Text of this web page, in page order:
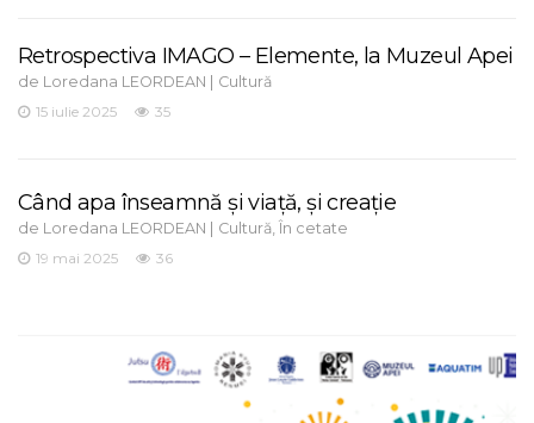
Retrospectiva IMAGO – Elemente, la Muzeul Apei
de Loredana LEORDEAN | Cultură
15 iulie 2025
35
Când apa înseamnă și viață, și creație
de Loredana LEORDEAN | Cultură, În cetate
19 mai 2025
36